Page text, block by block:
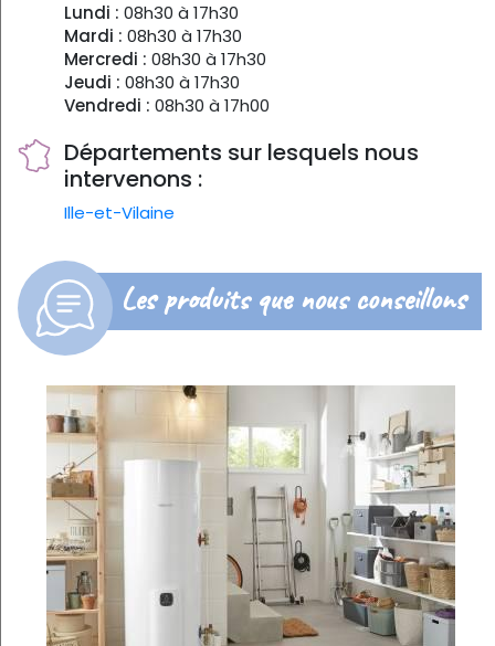
Lundi : 08h30 à 17h30
Mardi : 08h30 à 17h30
Mercredi : 08h30 à 17h30
Jeudi : 08h30 à 17h30
Vendredi : 08h30 à 17h00
Départements sur lesquels nous
intervenons :
Ille-et-Vilaine
Les produits que nous conseillons